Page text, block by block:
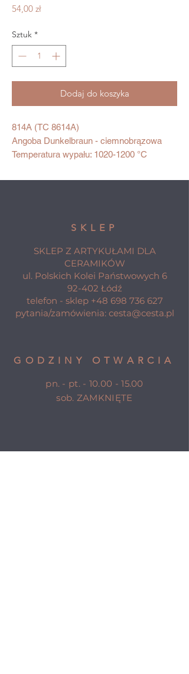
54,00 złCena
Sztuk *
Dodaj do koszyka
814A (TC 8614A)
Angoba Dunkelbraun - ciemnobrązowa
Temperatura wypału: 1020-1200 °C
SKLEP
SKLEP Z ARTYKUŁAMI DLA
CERAMIKÓW
ul. Polskich Kolei Państwowych 6
92-402 Łódź
telefon - sklep +48 698 736 627
pytania/zamówienia: cesta@cesta.pl
GODZINY OTWARCIA
pn. - pt. - 10.00 - 15.00
sob. ZAMKNIĘTE